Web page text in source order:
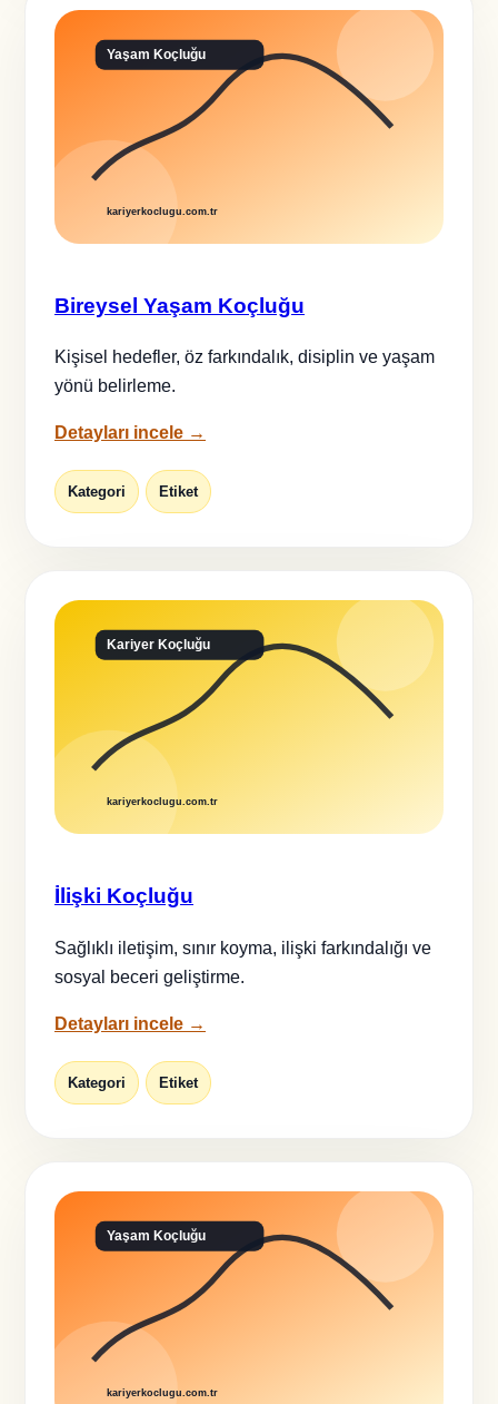
Bireysel Yaşam Koçluğu
Kişisel hedefler, öz farkındalık, disiplin ve yaşam
yönü belirleme.
Detayları incele →
Kategori Etiket
İlişki Koçluğu
Sağlıklı iletişim, sınır koyma, ilişki farkındalığı ve
sosyal beceri geliştirme.
Detayları incele →
Kategori Etiket